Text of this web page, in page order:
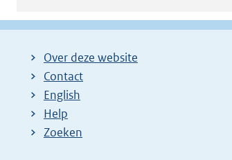
Over deze website
Contact
English
Help
Zoeken